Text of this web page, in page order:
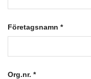
Företagsnamn *
Org.nr. *